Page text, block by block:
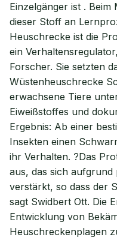
Einzelgänger ist .
dieser Stoff an
Heuschrecke ist die
ein
Forscher. Sie setzten
Wüstenheuschrecke
erwachsene Tiere
Eiweißstoffes und
Ergebnis: Ab einer
Insekten einen
ihr Verhalten. ?Das
aus, das sich
verstärkt, so dass der
sagt Swidbert Ott. Die
Entwicklung von
Heuschreckenplagen